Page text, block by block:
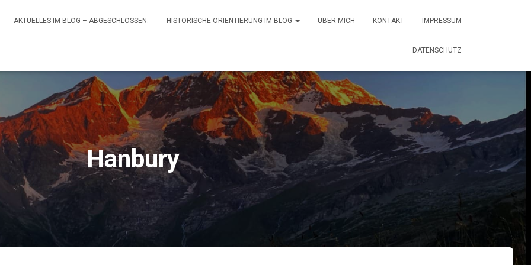
AKTUELLES IM BLOG – ABGESCHLOSSEN. HISTORISCHE ORIENTIERUNG IM BLOG ÜBER MICH KONTAKT IMPRESSUM
DATENSCHUTZ
Hanbury